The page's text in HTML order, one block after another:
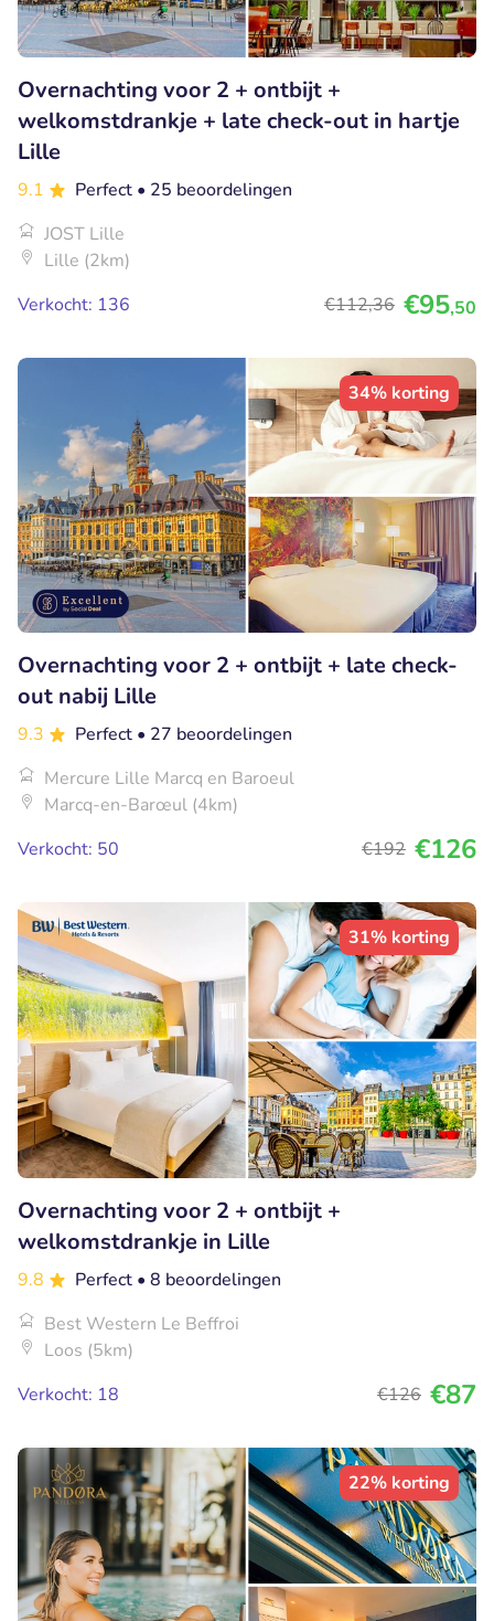
Overnachting voor 2 + ontbijt +
welkomstdrankje + late check-out in hartje
Lille
9.1 Perfect • 25 beoordelingen
JOST Lille
Lille (2km)
Verkocht: 136
€112,36 €95,50
34% korting
Overnachting voor 2 + ontbijt + late check-
out nabij Lille
9.3 Perfect • 27 beoordelingen
Mercure Lille Marcq en Baroeul
Marcq-en-Barœul (4km)
Verkocht: 50
€192 €126
31% korting
Overnachting voor 2 + ontbijt +
welkomstdrankje in Lille
9.8 Perfect • 8 beoordelingen
Best Western Le Beffroi
Loos (5km)
Verkocht: 18
€126 €87
22% korting